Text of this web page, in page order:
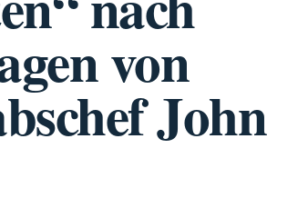
von
John